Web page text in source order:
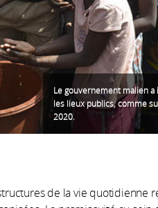
Le gouvernement malien
les lieux publics, comme
2020.
de la vie quotidienne